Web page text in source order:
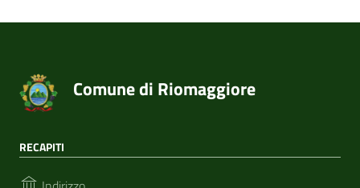
Comune di Riomaggiore
RECAPITI